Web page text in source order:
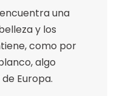
una
y los
como por
algo
Europa.